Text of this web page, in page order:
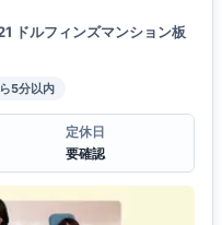
ドルフィンズマンション板
5分以内
定休日
要確認